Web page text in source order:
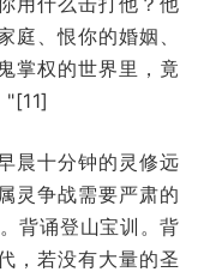
庭、恨你的婚姻、
掌权的世界里，竟
"[11]
晨十分钟的灵修远
灵争战需要严肃的
背诵登山宝训。背
，若没有大量的圣